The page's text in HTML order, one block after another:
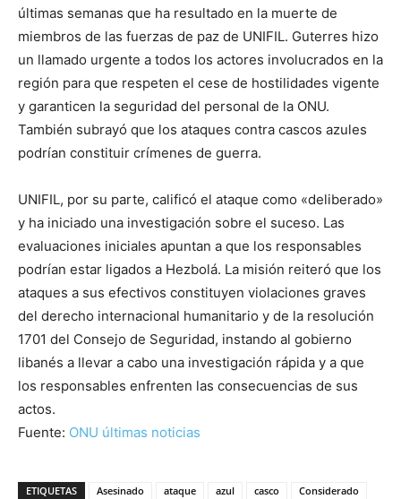
últimas semanas que ha resultado en la muerte de
miembros de las fuerzas de paz de UNIFIL. Guterres hizo
un llamado urgente a todos los actores involucrados en la
región para que respeten el cese de hostilidades vigente
y garanticen la seguridad del personal de la ONU.
También subrayó que los ataques contra cascos azules
podrían constituir crímenes de guerra.
UNIFIL, por su parte, calificó el ataque como «deliberado»
y ha iniciado una investigación sobre el suceso. Las
evaluaciones iniciales apuntan a que los responsables
podrían estar ligados a Hezbolá. La misión reiteró que los
ataques a sus efectivos constituyen violaciones graves
del derecho internacional humanitario y de la resolución
1701 del Consejo de Seguridad, instando al gobierno
libanés a llevar a cabo una investigación rápida y a que
los responsables enfrenten las consecuencias de sus
actos.
Fuente: ONU últimas noticias
ETIQUETAS Asesinado ataque azul casco
Considerado